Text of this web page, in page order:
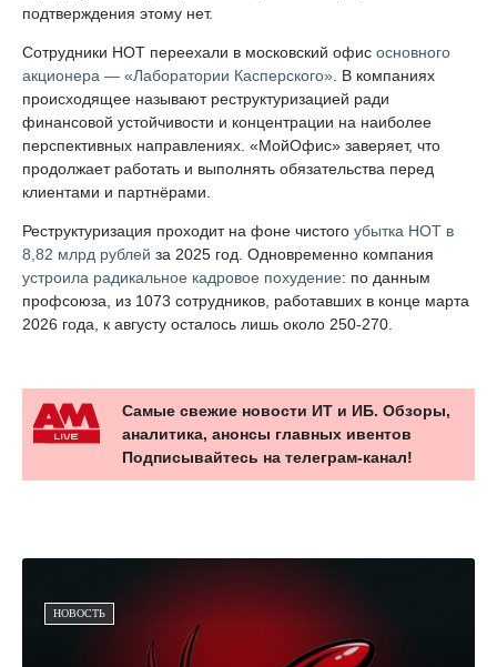
подтверждения этому нет.
Сотрудники НОТ переехали в московский офис основного
акционера — «Лаборатории Касперского» . В компаниях
происходящее называют реструктуризацией ради
финансовой устойчивости и концентрации на наиболее
перспективных направлениях. «МойОфис» заверяет, что
продолжает работать и выполнять обязательства перед
клиентами и партнёрами.
Реструктуризация проходит на фоне чистого убытка НОТ в
8,82 млрд рублей за 2025 год. Одновременно компания
устроила радикальное кадровое похудение: по данным
профсоюза, из 1073 сотрудников, работавших в конце марта
2026 года, к августу осталось лишь около 250-270.
Самые свежие новости ИТ и ИБ. Обзоры,
аналитика, анонсы главных ивентов
Подписывайтесь на телеграм-канал!
НОВОСТЬ